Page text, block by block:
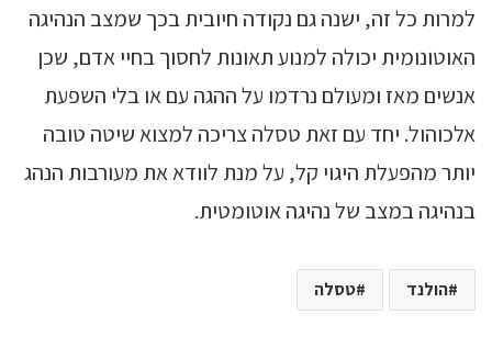
למרות כל זה, ישנה גם נקודה חיובית בכך שמצב הנהיגה
האוטונומית יכולה למנוע תאונות לחסוך בחיי אדם, שכן
אנשים מאז ומעולם נרדמו על ההגה עם או בלי השפעת
אלכוהול. יחד עם זאת טסלה צריכה למצוא שיטה טובה
יותר מהפעלת היגוי קל, על מנת לוודא את מעורבות הנהג
בנהיגה במצב של נהיגה אוטומטית.
הולנד טסלה